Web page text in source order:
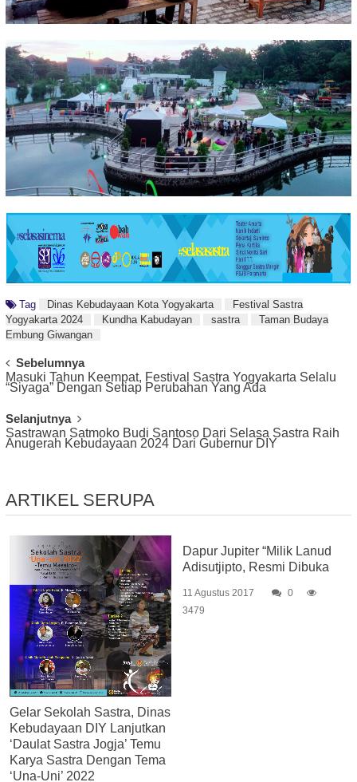
Tag Dinas Kebudayaan Kota Yogyakarta
Festival Sastra
Yogyakarta 2024
Kundha Kabudayan sastra
Taman Budaya
Embung Giwangan
Post
Navigation
Sebelumnya
Masuki Tahun Keempat, Festival Sastra Yogyakarta Selalu
“Siyaga” Dengan Setiap Perubahan Yang Ada
Selanjutnya
Sastrawan Satmoko Budi Santoso Dari Selasa Sastra Raih
Anugerah Kebudayaan 2024 Dari Gubernur DIY
ARTIKEL SERUPA
Gelar Sekolah Sastra, Dinas
Kebudayaan DIY Lanjutkan
‘Daulat Sastra Jogja’ Temu
Karya Sastra Dengan Tema
‘Una-Uni’ 2022
Dapur Jupiter “Milik Lanud
Adisutjipto, Resmi Dibuka
11 Agustus 2017
0
3479